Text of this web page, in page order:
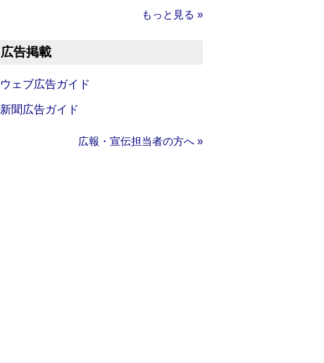
もっと見る »
広告掲載
ウェブ広告ガイド
新聞広告ガイド
広報・宣伝担当者の方へ »